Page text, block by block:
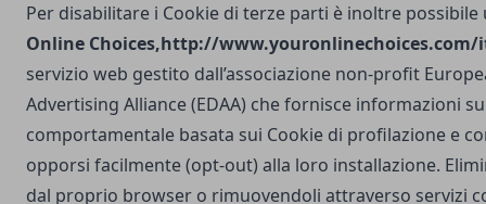
Per disabilitare i Cookie di terze parti è inoltre
Online Choices,http://www.youronlinechoices.com/
servizio web gestito dall’associazione non-profit
Advertising Alliance (EDAA) che fornisce informazioni
comportamentale basata sui Cookie di profilazione e
opporsi facilmente (opt-out) alla loro installazione.
dal proprio browser o rimuovendoli attraverso servizi